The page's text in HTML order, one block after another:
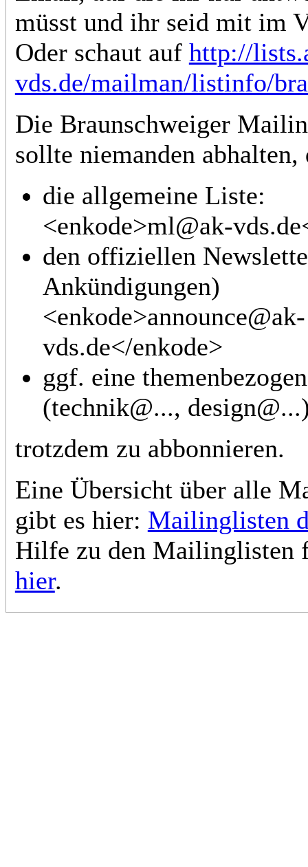
müsst und ihr seid mit im
Oder schaut auf http://
vds.de/mailman/listinfo/
Die Braunschweiger
sollte niemanden abhalten,
die allgemeine Liste:
<enkode>ml@ak-
den offiziellen
Ankündigungen)
<enkode>announce@ak-
vds.de</enkode>
ggf. eine
(technik@...,
trotzdem zu abbonnieren.
Eine Übersicht über alle
gibt es hier: Mailinglisten
Hilfe zu den Mailinglisten
hier.